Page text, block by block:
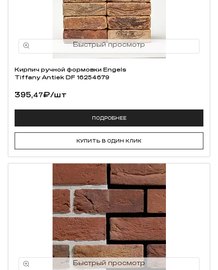
Кирпич ручной формовки Engels
Tiffany Antiek DF 16254679
395,47₽/шт
ПОДРОБНЕЕ
КУПИТЬ В ОДИН КЛИК